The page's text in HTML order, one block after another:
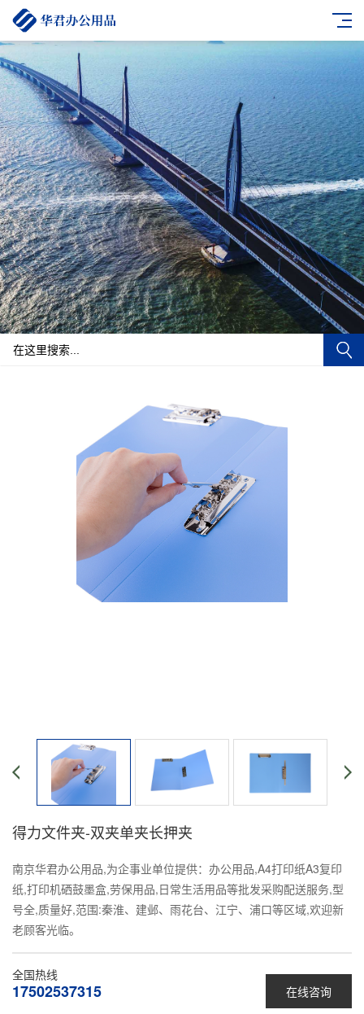
得力文件夹-双夹单夹长押夹
南京华君办公用品,为企事业单位提供：办公用品,A4打印纸A3复印
纸,打印机硒鼓墨盒,劳保用品,日常生活用品等批发采购配送服务,型
号全,质量好,范围:秦淮、建邺、雨花台、江宁、浦口等区域,欢迎新
老顾客光临。
在线咨询
全国热线
17502537315